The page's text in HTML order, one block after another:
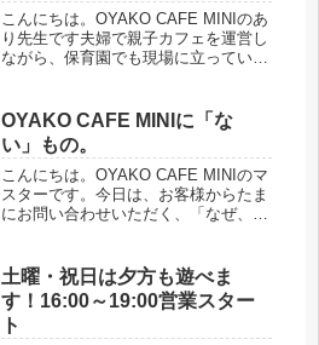
す。
こんにちは。OYAKO CAFE MINIのあ
り先生です夫婦で親子カフェを運営し
ながら、保育園でも現場に立っている
いてもらってもいいですか？」「こん
なことで悩んでいるんです...
OYAKO CAFE MINIに「な
い」もの。
こんにちは。OYAKO CAFE MINIのマ
スターです。今日は、お客様からたま
にお問い合わせいただく、「なぜ、
話しさせてください。・離乳食、アレ
ルギー対応食を...
土曜・祝日は夕方も遊べま
す！16:00～19:00営業スター
ト